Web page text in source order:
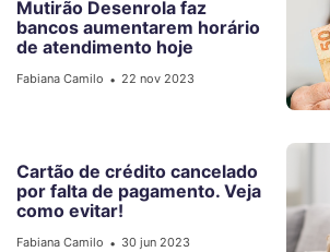
Mutirão Desenrola faz
bancos aumentarem horário
de atendimento hoje
Fabiana Camilo • 22 nov 2023
Cartão de crédito cancelado
por falta de pagamento. Veja
como evitar!
Fabiana Camilo • 30 jun 2023